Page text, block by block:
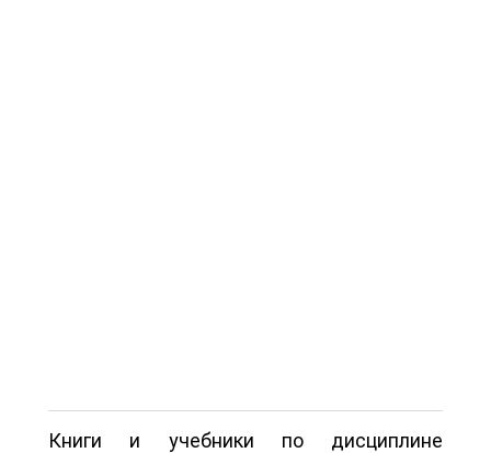
Книги и учебники по дисциплине